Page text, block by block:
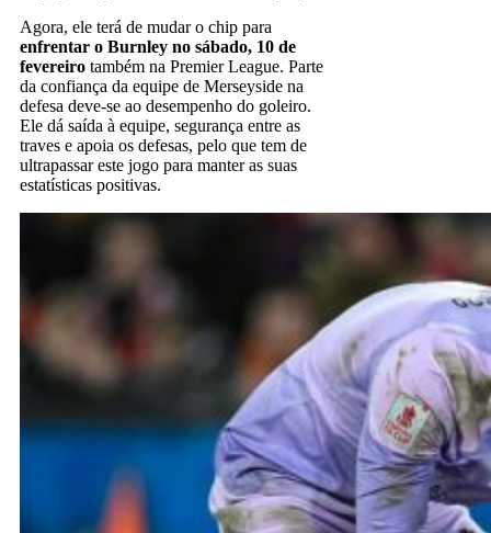
Agora, ele terá de mudar o chip para
enfrentar o Burnley no sábado, 10 de
fevereiro também na Premier League. Parte
da confiança da equipe de Merseyside na
defesa deve-se ao desempenho do goleiro.
Ele dá saída à equipe, segurança entre as
traves e apoia os defesas, pelo que tem de
ultrapassar este jogo para manter as suas
estatísticas positivas.